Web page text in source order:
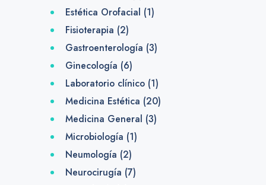
Estética Orofacial (1)
Fisioterapia (2)
Gastroenterología (3)
Ginecología (6)
Laboratorio clínico(1)
Medicina Estética (20)
Medicina General (3)
Microbiología (1)
Neumología (2)
Neurocirugía (7)